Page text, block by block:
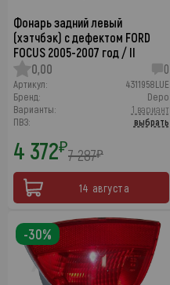
Фонарь задний левый
(хэтчбэк) с дефектом FORD
FOCUS 2005-2007 год / II
0,00
0
Артикул:
4311958LUE
Бренд:
Depo
Варианты:
1 вариант
ПВЗ:
выбрать
4 372₽7 287₽
14 августа
-30%